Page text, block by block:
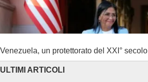
Venezuela, un protettorato del XXI° secolo
ULTIMI ARTICOLI